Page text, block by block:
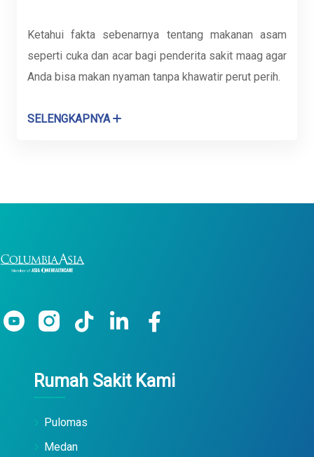
Ketahui fakta sebenarnya tentang makanan asam
seperti cuka dan acar bagi penderita sakit maag agar
Anda bisa makan nyaman tanpa khawatir perut perih.
SELENGKAPNYA
Rumah Sakit Kami
Pulomas
Medan